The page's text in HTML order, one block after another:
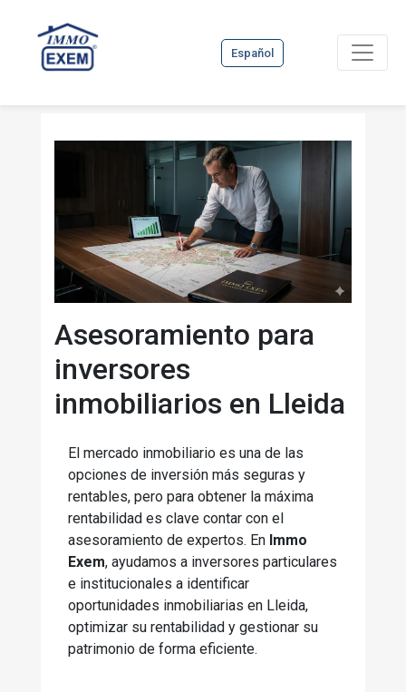
Español
Asesoramiento para
inversores
inmobiliarios en Lleida
El mercado inmobiliario es una de las
opciones de inversión más seguras y
rentables, pero para obtener la máxima
rentabilidad es clave contar con el
asesoramiento de expertos. En Immo
Exem, ayudamos a inversores particulares
e institucionales a identificar
oportunidades inmobiliarias en Lleida,
optimizar su rentabilidad y gestionar su
patrimonio de forma eficiente.